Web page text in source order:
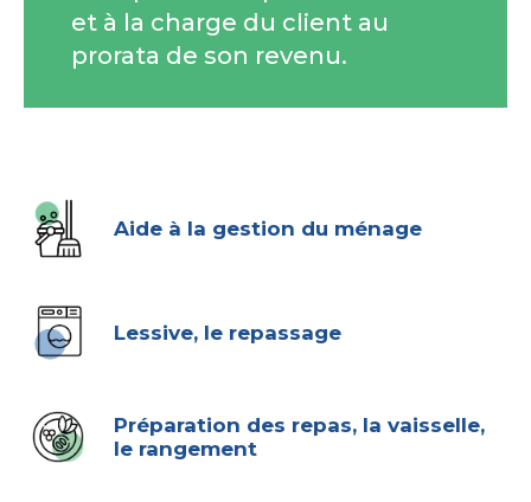
et à la charge du client au
prorata de son revenu.
Aide à la gestion du ménage
Lessive, le repassage
Préparation des repas, la vaisselle,
le rangement